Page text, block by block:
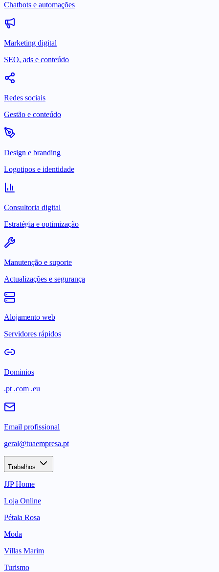
Chatbots e automações
Marketing digital
SEO, ads e conteúdo
Redes sociais
Gestão e conteúdo
Design e branding
Logotipos e identidade
Consultoria digital
Estratégia e optimização
Manutenção e suporte
Actualizações e segurança
Alojamento web
Servidores rápidos
Dominios
.pt .com .eu
Email profissional
geral@tuaempresa.pt
Trabalhos
JJP Home
Loja Online
Pétala Rosa
Moda
Villas Marim
Turismo